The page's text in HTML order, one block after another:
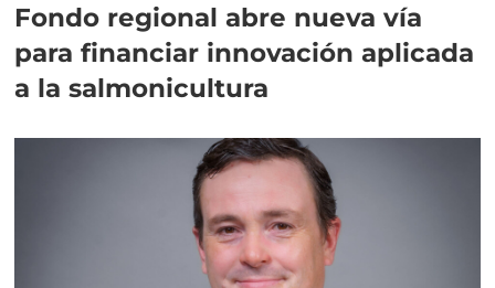
Fondo regional abre nueva vía
para financiar innovación aplicada
a la salmonicultura